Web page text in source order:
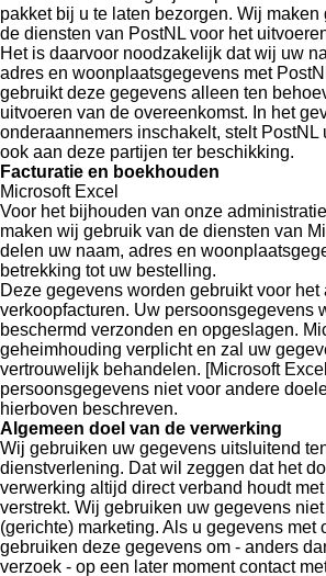
pakket bij u te laten bezorgen. Wij maken
de diensten van PostNL voor het
Het is daarvoor noodzakelijk dat wij uw
adres en woonplaatsgegevens met
gebruikt deze gegevens alleen ten
uitvoeren van de overeenkomst. In het
onderaannemers inschakelt, stelt PostNL
ook aan deze partijen ter beschikking.
Facturatie en boekhouden
Microsoft Excel
Voor het bijhouden van onze
maken wij gebruik van de diensten van
delen uw naam, adres en
betrekking tot uw bestelling.
Deze gegevens worden gebruikt voor het
verkoopfacturen. Uw persoonsgegevens
beschermd verzonden en opgeslagen.
geheimhouding verplicht en zal uw
vertrouwelijk behandelen. [Microsoft
persoonsgegevens niet voor andere
hierboven beschreven.
Algemeen doel van de verwerking
Wij gebruiken uw gegevens uitsluitend
dienstverlening. Dat wil zeggen dat het
verwerking altijd direct verband houdt
verstrekt. Wij gebruiken uw gegevens
(gerichte) marketing. Als u gegevens met
gebruiken deze gegevens om - anders
verzoek - op een later moment contact